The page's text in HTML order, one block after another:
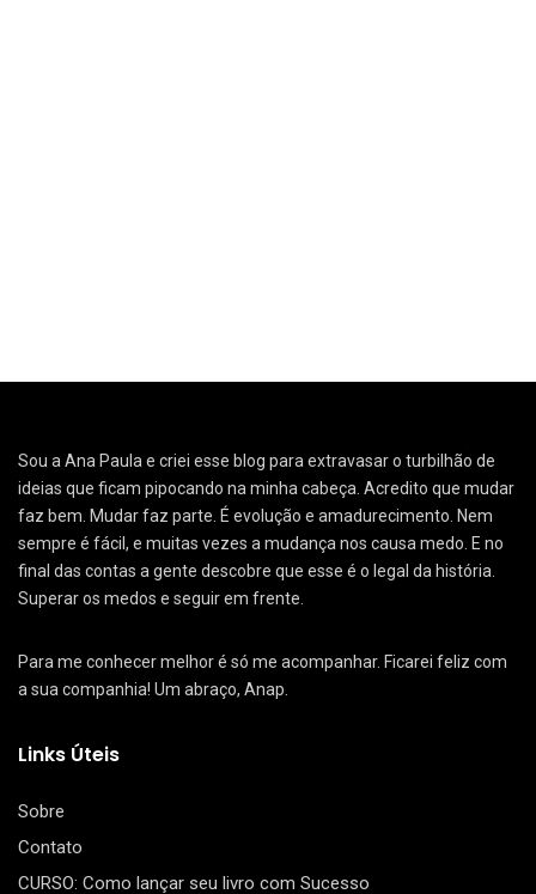
Sou a Ana Paula e criei esse blog para extravasar o turbilhão de
ideias que ficam pipocando na minha cabeça. Acredito que mudar
faz bem. Mudar faz parte. É evolução e amadurecimento. Nem
sempre é fácil, e muitas vezes a mudança nos causa medo. E no
final das contas a gente descobre que esse é o legal da história.
Superar os medos e seguir em frente.
Para me conhecer melhor é só me acompanhar. Ficarei feliz com
a sua companhia! Um abraço, Anap.
Links Úteis
Sobre
Contato
CURSO: Como lançar seu livro com Sucesso